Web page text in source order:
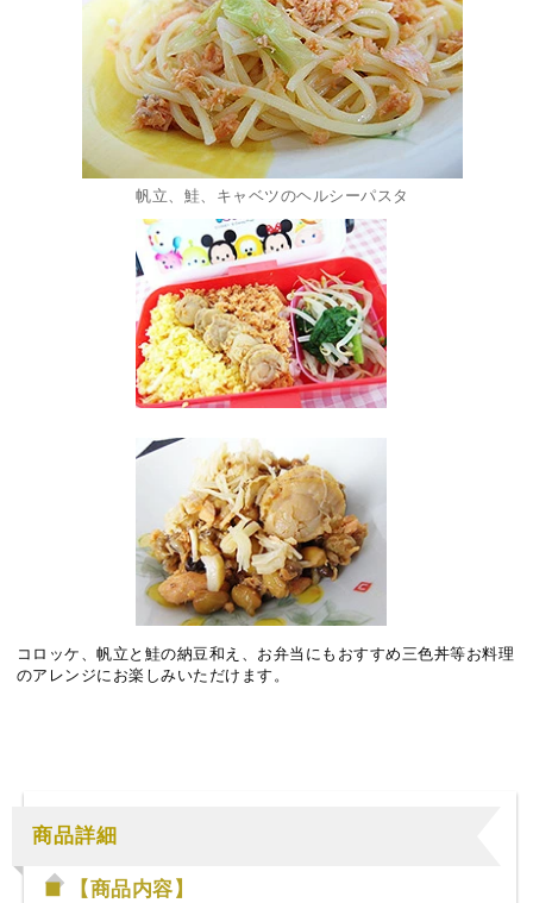
帆立、鮭、キャベツのヘルシーパスタ
コロッケ、帆立と鮭の納豆和え、お弁当にもおすすめ三色丼等お料理
のアレンジにお楽しみいただけます。
商品詳細
【商品内容】